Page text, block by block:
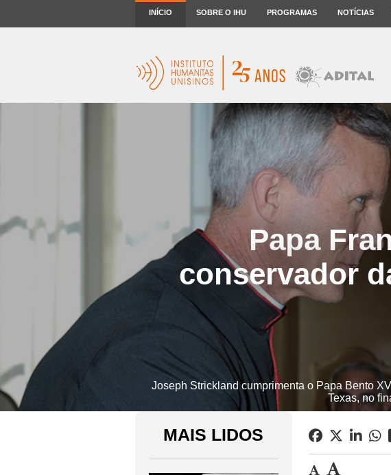
INÍCIO SOBRE O IHU PROGRAMAS NOTÍCIAS
Papa
conservador
Joseph Strickland cumprimenta o Papa Bento
Texas, no
MAIS LIDOS